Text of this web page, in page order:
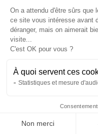
Agence
Tarifs constatés en mai
Pour une analyse
On a attendu d'être sûrs que
ce site vous intéresse avant
déranger, mais on aimerait
visite...
C'est OK pour vous ?
À quoi servent ces
Statistiques et mesure
Non merci